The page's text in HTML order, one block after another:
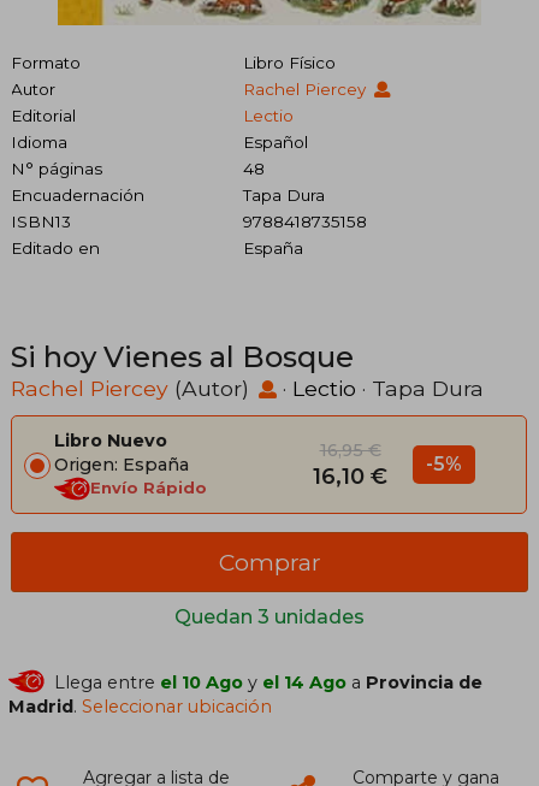
Formato
Libro Físico
Autor
Rachel Piercey
Editorial
Lectio
Idioma
Español
N° páginas
48
Encuadernación
Tapa Dura
ISBN13
9788418735158
Editado en
España
Si hoy Vienes al Bosque
Rachel Piercey (Autor) · Lectio · Tapa Dura
Libro Nuevo
Origen: España
Envío Rápido
16,95 €
16,10 € -5%
Quedan 3 unidades
Comprar
Llega entre el 10 Ago y el 14 Ago a Provincia de
Madrid.Seleccionar ubicación
Agregar a lista de
Comparte y gana